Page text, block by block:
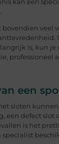
veel
is, kun je
professioneel
een
sloten kunnen
een defect slot
is het